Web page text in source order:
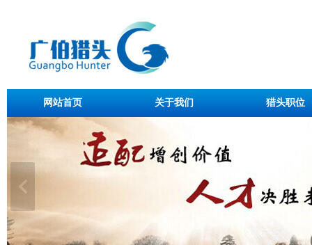
网站首页 关于我们 猎头职位